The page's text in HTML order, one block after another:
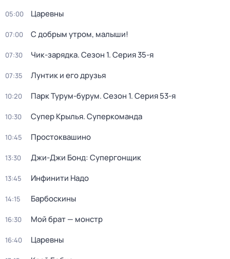
05:00 Царевны
07:00 С добрым утром, малыши!
07:30 Чик-зарядка. Сезон 1. Серия 35-я
07:35 Лунтик и его друзья
10:20 Парк Турум-бурум. Сезон 1. Серия 53-я
10:30 Супер Крылья. Суперкоманда
10:45 Простоквашино
13:30 Джи-Джи Бонд: Супергонщик
13:45 Инфинити Надо
14:15 Барбоскины
16:30 Мой брат — монстр
16:40 Царевны